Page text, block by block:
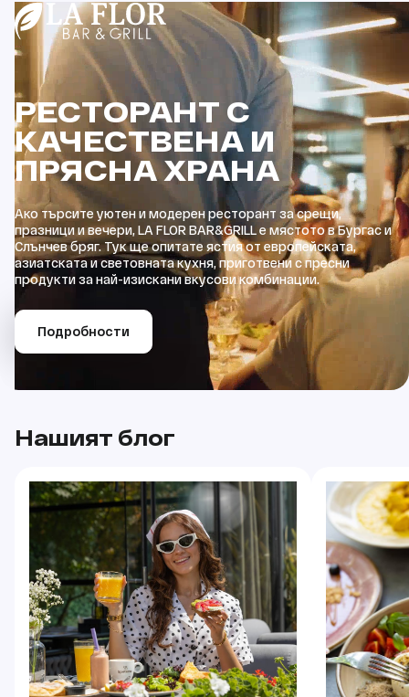
РЕСТОРАНТ С
КАЧЕСТВЕНА И
ПРЯСНА ХРАНА
Ако търсите уютен и модерен ресторант за срещи,
празници и вечери, LA FLOR BAR&GRILL е мястото в Бургас и
Слънчев бряг. Тук ще опитате ястия от европейската,
азиатската и световната кухня, приготвени с пресни
продукти за най-изискани вкусови комбинации.
Подробности
Нашият блог